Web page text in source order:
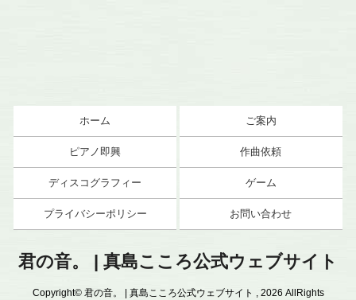
ホーム ご案内
ピアノ即興 作曲依頼
ディスコグラフィー ゲーム
プライバシーポリシー お問い合わせ
君の音。 | 真島こころ公式ウェブサイト
Copyright© 君の音。 | 真島こころ公式ウェブサイト , 2026 AllRights